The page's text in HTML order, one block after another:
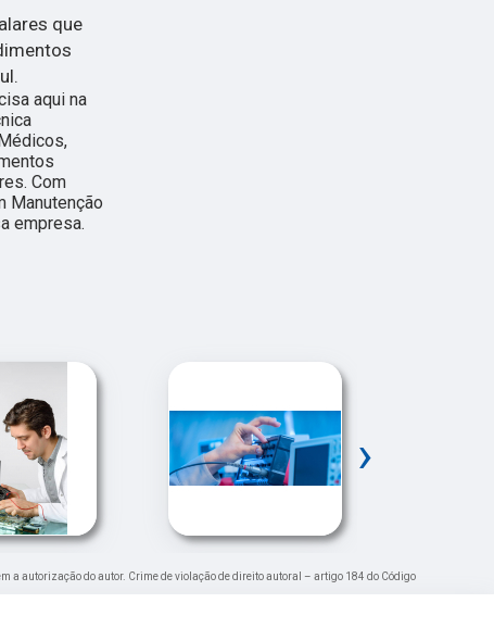
que
aqui na
Com
Manutenção
empresa.
›
a autorização do autor. Crime de violação de direito autoral – artigo 184 do Código